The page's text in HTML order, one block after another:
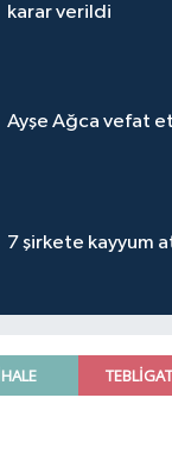
karar verildi
Ayşe Ağca vefat
7 şirkete kayyum